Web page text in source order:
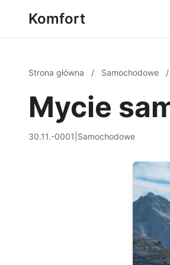
Komfort
Strona główna / Samochodowe /
Mycie
30.11.-0001 Samochodowe